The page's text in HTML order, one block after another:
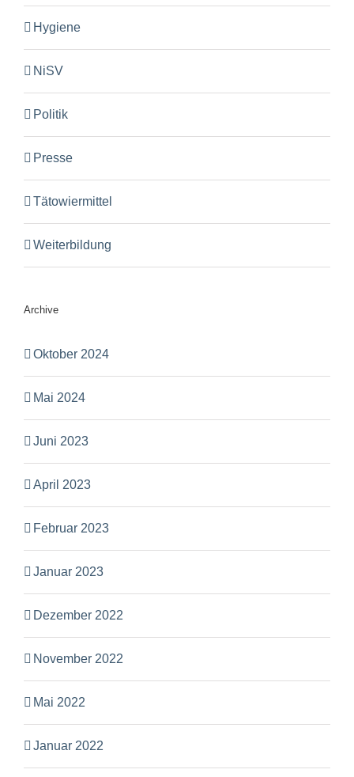
Hygiene
NiSV
Politik
Presse
Tätowiermittel
Weiterbildung
Archive
Oktober 2024
Mai 2024
Juni 2023
April 2023
Februar 2023
Januar 2023
Dezember 2022
November 2022
Mai 2022
Januar 2022